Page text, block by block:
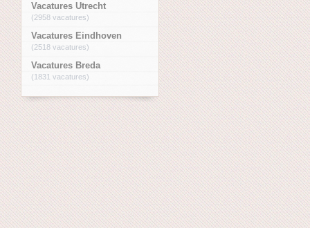
Vacatures Utrecht
(2958 vacatures)
Vacatures Eindhoven
(2518 vacatures)
Vacatures Breda
(1831 vacatures)